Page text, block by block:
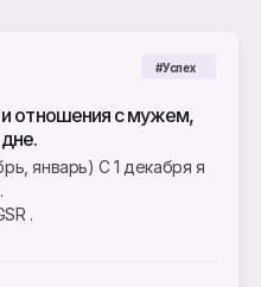
#Успех
и отношения с мужем,
январь) С 1 декабря я
.